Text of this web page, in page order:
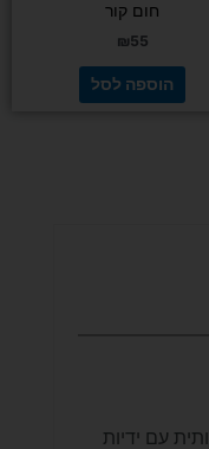
חום קור
₪55
הוספה לסל
עם ידיות